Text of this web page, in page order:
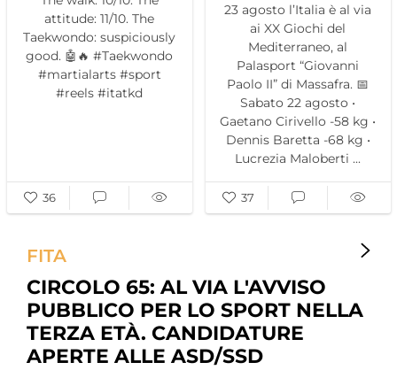
quanto sei forte davvero.
Due anni fa, a Parigi,
Simone Alessio è caduto,
ha aspettato, è tornato. E
quando il quadrato gli ha
concesso un’altra
73
Ranking. Numero 1
nell’Olympic Ranking.
Vito Dell’Aquila. Where
he belongs. 🇮🇹
#Taekwondo
#RoadToLA28 #itatkd
#adv
116
FITA
CIRCOLO 65: AL VIA L'AVVISO
PUBBLICO PER LO SPORT NELLA
TERZA ETÀ. CANDIDATURE
APERTE ALLE ASD/SSD